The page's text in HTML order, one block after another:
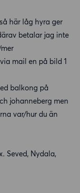
här låg hyra ger
betalar jag inte
mail en på bild 1
balkong på
johanneberg men
var/hur du än
Seved, Nydala,